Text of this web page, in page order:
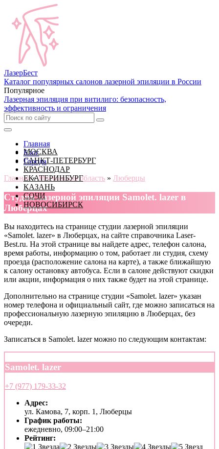
ЛазерБест
Каталог популярных салонов лазерной эпиляции в России
Популярное
Лазерная эпиляция при витилиго: безопасность,
эффективность и ограничения
МОСКВА
САНКТ-ПЕТЕРБУРГ
КРАСНОДАР
ЕКАТЕРИНБУРГ
КАЗАНЬ
СОЧИ
НОВОСИБИРСК
Главная
Блог
Города
Главная » Московская область » Люберцы
Cтудия лазерной эпиляции Samolet. lazer в
Люберцах
Вы находитесь на странице студии лазерной эпиляции
«Samolet. lazer» в Люберцах, на сайте справочника Laser-
Best.ru. На этой странице вы найдете адрес, телефон салона,
время работы, информацию о том, работает ли студия, схему
проезда (расположение салона на карте), а также ближайшую
к салону остановку автобуса. Если в салоне действуют скидки
или акции, информация о них также будет на этой странице.
Дополнительно на странице студии «Samolet. lazer» указан
номер телефона и официальный сайт, где можно записаться на
профессиональную лазерную эпиляцию в Люберцах, без
очереди.
Записаться в Samolet. lazer можно по следующим контактам:
Samolet. lazer
+7 (977) 179-33-32
Адрес:
ул. Камова, 7, корп. 1, Люберцы
График работы:
ежедневно, 09:00–21:00
Рейтинг: